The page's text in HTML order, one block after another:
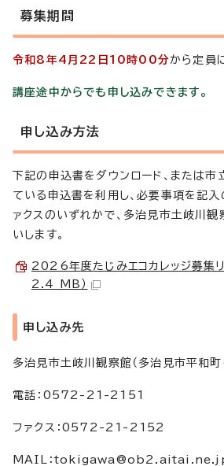
募集期間
令和8年4月22日10時00分から定員
講座途中からでも申し込みできます。
申し込み方法
下記の申込書をダウンロード、または市
ている申込書を利用し、必要事項を記入
ァクスのいずれかで、多治見市土岐川
いします。
2026年度たじみエコカレッジ募集
2.4 MB）
申し込み先
多治見市土岐川観察館（多治見市平和
電話：0572-21-2151
ファクス：0572-21-2152
MAIL：